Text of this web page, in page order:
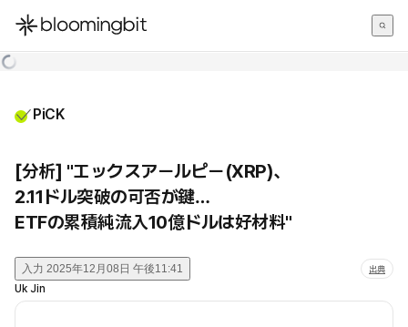
한국어
PiCK
[分析] "エックスアールピー(XRP)、
2.11ドル突破の可否が鍵…
ETFの累積純流入10億ドルは好材料"
入力 2025年12月08日 午後11:41 出典
Uk Jin